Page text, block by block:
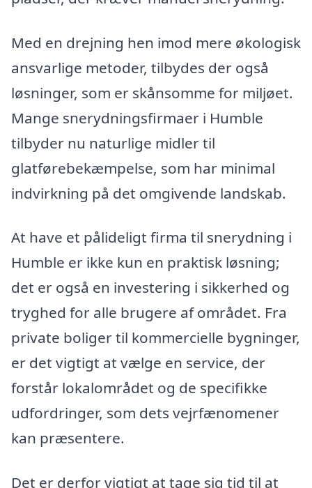
Med en drejning hen imod mere økologisk
ansvarlige metoder, tilbydes der også
løsninger, som er skånsomme for miljøet.
Mange snerydningsfirmaer i Humble
tilbyder nu naturlige midler til
glatførebekæmpelse, som har minimal
indvirkning på det omgivende landskab.
At have et pålideligt firma til snerydning i
Humble er ikke kun en praktisk løsning;
det er også en investering i sikkerhed og
tryghed for alle brugere af området. Fra
private boliger til kommercielle bygninger,
er det vigtigt at vælge en service, der
forstår lokalområdet og de specifikke
udfordringer, som dets vejrfænomener
kan præsentere.
Det er derfor vigtigt at tage sig tid til at